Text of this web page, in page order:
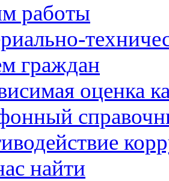
работы
граждан
оценка
найти